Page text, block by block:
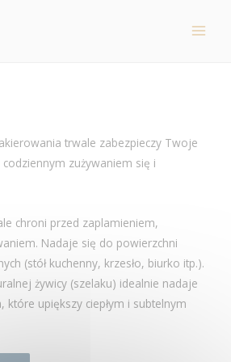
trwale zabezpieczy Twoje
zużywaniem się i
chroni przed zaplamieniem,
Nadaje się do powierzchni
(stół kuchenny, krzesło, biurko itp.).
żywicy (szelaku) idealnie nadaje
które upiększy ciepłym i subtelnym